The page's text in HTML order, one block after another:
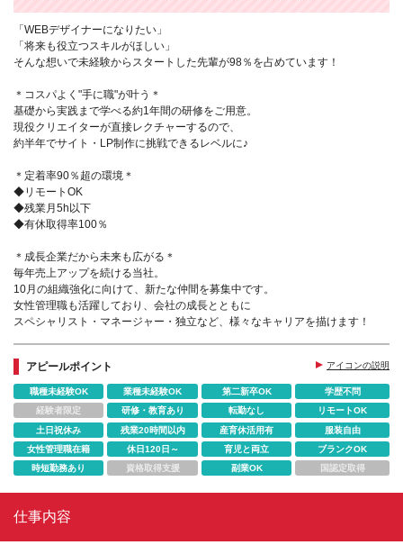
「WEBデザイナーになりたい」
「将来も役立つスキルがほしい」
そんな想いで未経験からスタートした先輩が98％を占めています！
＊コスパよく"手に職"が叶う＊
基礎から実践まで学べる約1年間の研修をご用意。
現役クリエイターが直接レクチャーするので、
約半年でサイト・LP制作に挑戦できるレベルに♪
＊定着率90％超の環境＊
◆リモートOK
◆残業月5h以下
◆有休取得率100％
＊成長企業だから未来も広がる＊
毎年売上アップを続ける当社。
10月の組織強化に向けて、新たな仲間を募集中です。
女性管理職も活躍しており、会社の成長とともに
スペシャリスト・マネージャー・独立など、様々なキャリアを描けます！
アピールポイント アイコンの説明
職種未経験OK 業種未経験OK 第二新卒OK
学歴不問
経験者限定
研修・教育あり 転勤なし
リモートOK
土日祝休み
残業20時間以内 産育休活用有
服装自由
女性管理職在籍
休日120日～ 育児と両立
ブランクOK
時短勤務あり
資格取得支援 副業OK 国認定取得
仕事内容